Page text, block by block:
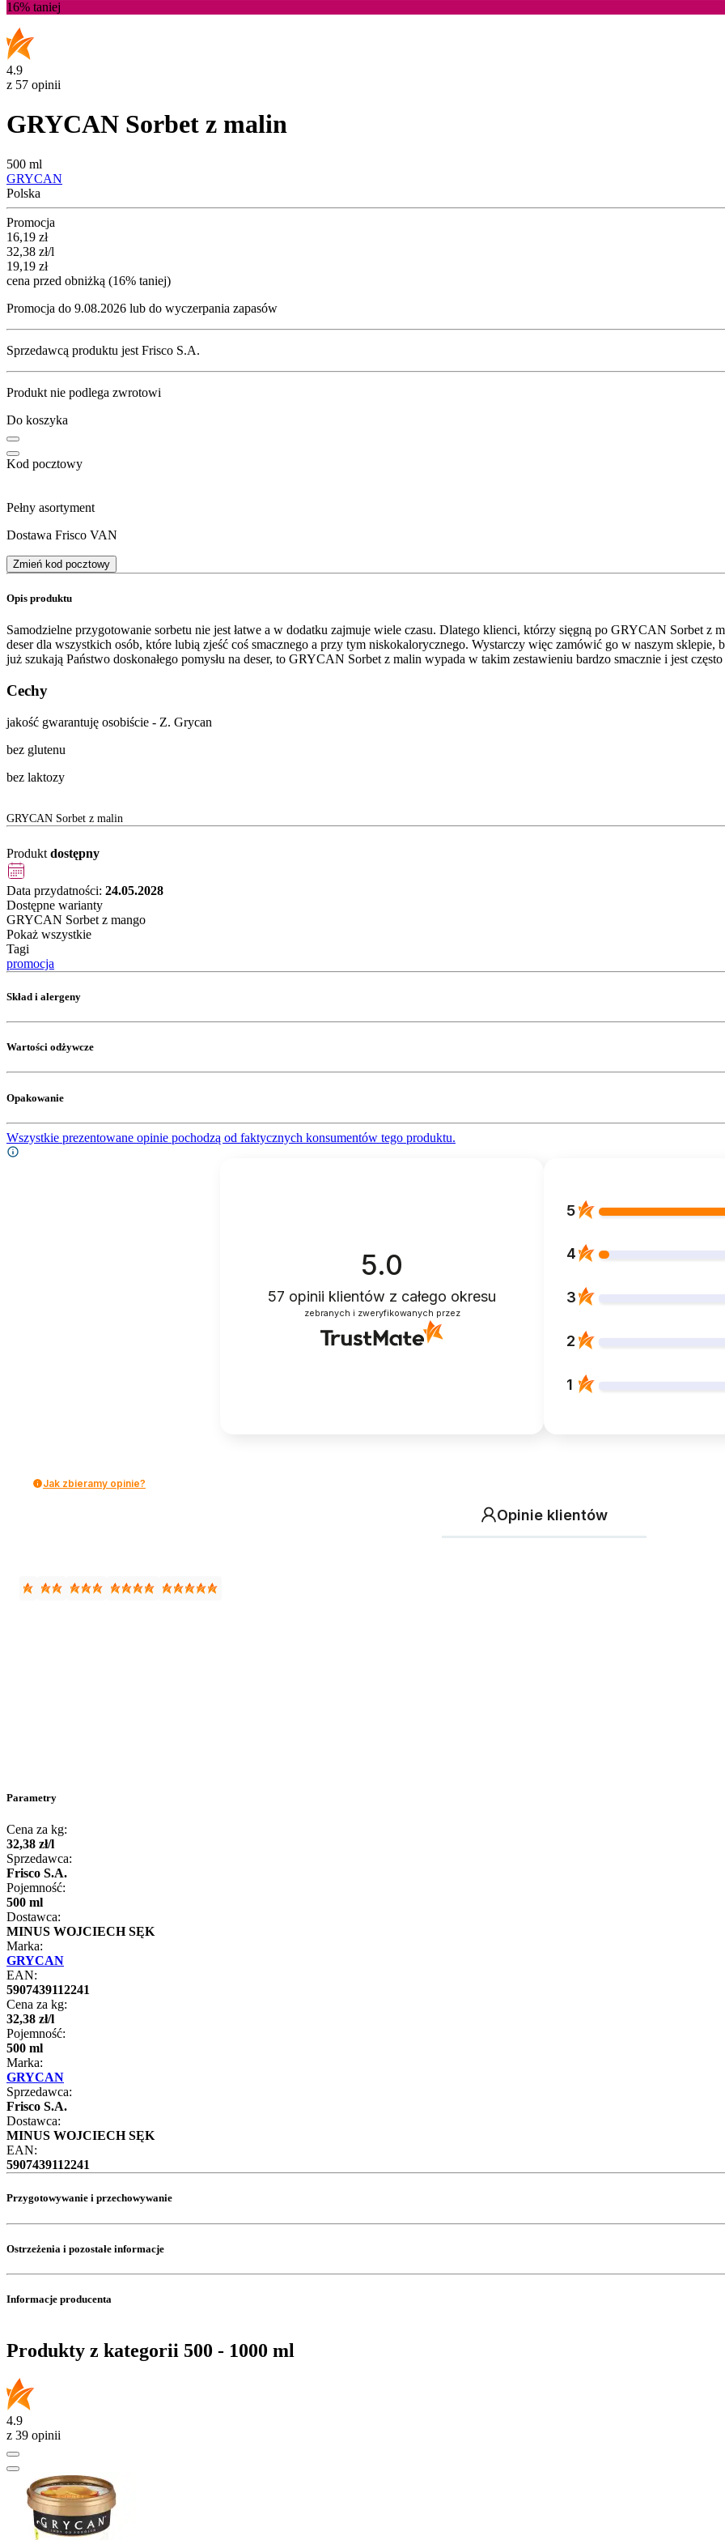
16% taniej
4.9
z 57 opinii
GRYCAN Sorbet z malin
500 ml
GRYCAN
Polska
Promocja
Cena promocyjna
16,19 zł
32,38 zł/l
19,19 zł
cena przed obniżką (16% taniej)
Promocja do 9.08.2026 lub do wyczerpania zapasów
Sprzedawcą produktu jest Frisco S.A.
Produkt nie podlega zwrotowi
Do koszyka
Kod pocztowy
Pełny asortyment
Dostawa Frisco VAN
Zmień kod pocztowy
Opis produktu
Samodzielne przygotowanie sorbetu nie jest łatwe a w dodatku zajmuje wiele czasu. Dlatego klienci, którzy sięgną po GRYCAN Sorbet z
deser dla wszystkich osób, które lubią zjeść coś smacznego a przy tym niskokalorycznego. Wystarczy więc zamówić go w naszym sklepie,
już szukają Państwo doskonałego pomysłu na deser, to GRYCAN Sorbet z malin wypada w takim zestawieniu bardzo smacznie i jest często
Cechy
jakość gwarantuję osobiście - Z. Grycan
bez glutenu
bez laktozy
GRYCAN Sorbet z malin
Produkt dostępny
Data przydatności: 24.05.2028
Dostępne warianty
GRYCAN Sorbet z mango
Pokaż wszystkie
Tagi
promocja
Skład i alergeny
Wartości odżywcze
Opakowanie
Wszystkie prezentowane opinie pochodzą od faktycznych konsumentów tego produktu.
5.0
57 opinii klientów z całego okresu
zebranych i zweryfikowanych przez
5
4
3
2
1
Jak zbieramy opinie?
Opinie klientów
Parametry
Cena za kg:
32,38 zł/l
Sprzedawca:
Frisco S.A.
Pojemność:
500 ml
Dostawca:
MINUS WOJCIECH SĘK
Marka:
GRYCAN
EAN:
5907439112241
Cena za kg:
32,38 zł/l
Pojemność:
500 ml
Marka:
GRYCAN
Sprzedawca:
Frisco S.A.
Dostawca:
MINUS WOJCIECH SĘK
EAN:
5907439112241
Przygotowywanie i przechowywanie
Ostrzeżenia i pozostałe informacje
Informacje producenta
Produkty z kategorii 500 - 1000 ml
4.9
z 39 opinii